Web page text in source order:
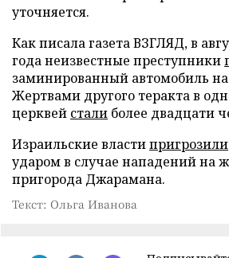
уточняется.
Как писала газета ВЗГЛЯД, в
года неизвестные преступники
заминированный автомобиль
Жертвами другого теракта в
церквей стали более двадцати
Израильские властипригрозили
ударом в случае нападений на
пригорода Джарамана.
Текст: Ольга Иванова